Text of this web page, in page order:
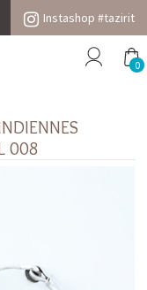
Instashop #tazirit
0
008